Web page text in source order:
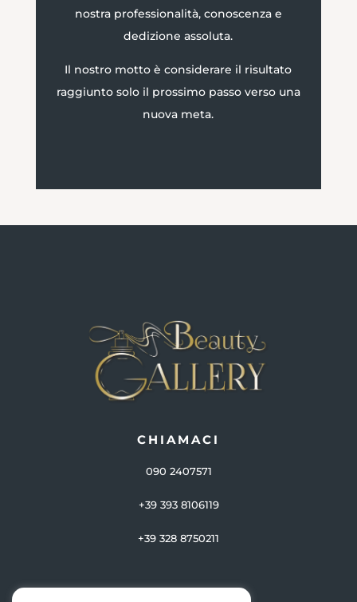
nostra professionalità, conoscenza e
dedizione assoluta.
Il nostro motto è considerare il risultato
raggiunto solo il prossimo passo verso una
nuova meta.
CHIAMACI
090 2407571
+39 393 8106119
+39 328 8750211